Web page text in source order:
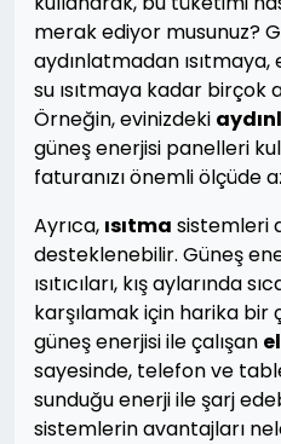
merak ediyor musunuz?
aydınlatmadan
su ısıtmaya kadar birçok
Örneğin, evinizdeki
güneş enerjisi panelleri
faturanızı önemli ölçüde
Ayrıca, ısıtma sistemleri
desteklenebilir. Güneş
ısıtıcıları, kış aylarında
karşılamak için harika bir
güneş enerjisi ile çalışan
sayesinde, telefon ve
sunduğu enerji ile şarj
sistemlerin avantajları